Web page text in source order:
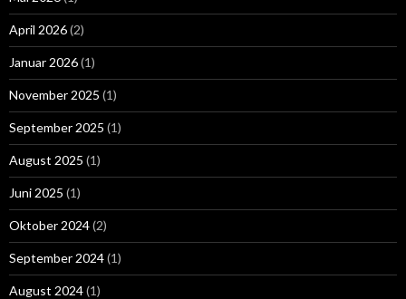
April 2026(2)
Januar 2026(1)
November 2025 (1)
September 2025 (1)
August 2025 (1)
Juni 2025 (1)
Oktober 2024(2)
September 2024(1)
August 2024(1)